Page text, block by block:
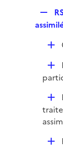
e
l
i
e
r
D
l
r
D
é
i
e
D
é
p
D